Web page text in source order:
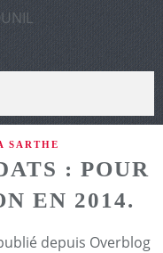
SARTHE
: POUR
EN 2014.
depuis Overblog